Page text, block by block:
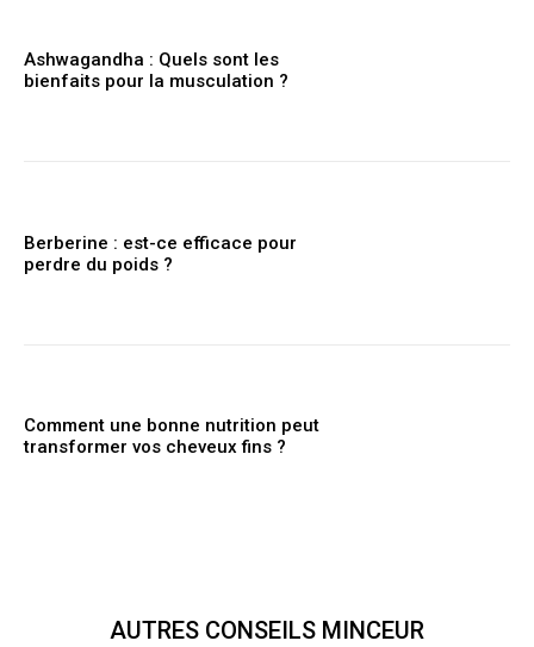
Ashwagandha : Quels sont les
bienfaits pour la musculation ?
Berberine : est-ce efficace pour
perdre du poids ?
Comment une bonne nutrition peut
transformer vos cheveux fins ?
AUTRES CONSEILS MINCEUR